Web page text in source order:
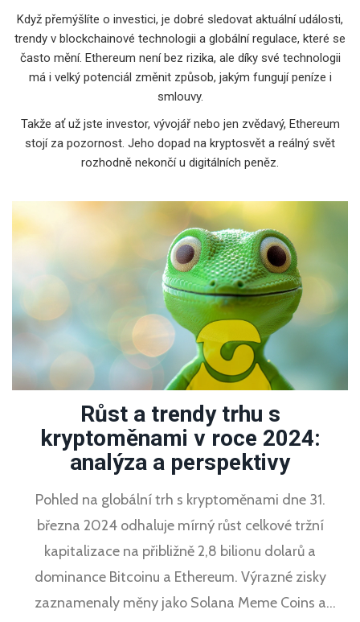
Když přemýšlíte o investici, je dobré sledovat aktuální události,
trendy v blockchainové technologii a globální regulace, které se
často mění. Ethereum není bez rizika, ale díky své technologii
má i velký potenciál změnit způsob, jakým fungují peníze i
smlouvy.
Takže ať už jste investor, vývojář nebo jen zvědavý, Ethereum
stojí za pozornost. Jeho dopad na kryptosvět a reálný svět
rozhodně nekončí u digitálních peněz.
Růst a trendy trhu s
kryptoměnami v roce 2024:
analýza a perspektivy
Pohled na globální trh s kryptoměnami dne 31.
března 2024 odhaluje mírný růst celkové tržní
kapitalizace na přibližně 2,8 bilionu dolarů a
dominance Bitcoinu a Ethereum. Výrazné zisky
zaznamenaly měny jako Solana Meme Coins a